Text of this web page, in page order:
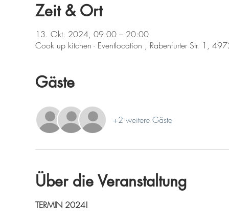
Zeit & Ort
13. Okt. 2024, 09:00 – 20:00
Cook up kitchen - Eventlocation , Rabenfurter Str. 1,
Gäste
+2 weitere Gäste
Über die Veranstaltung
TERMIN 2024!